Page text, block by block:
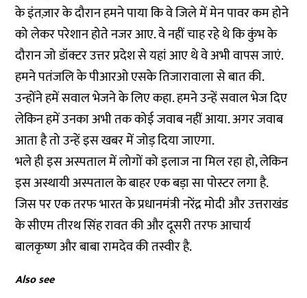
के इंतज़ार के दौरान हमने पाया कि वे जिले में मेन पावर कम होने
को लेकर परेशान होते नजर आए. वे नहीं चाह रहे थे कि कुंभ के
दौरान जो डॉक्टर उत्तर प्रदेश से यहां आए थे वे अभी वापस जाएं.
हमने पतंजलि के पीआरओ एसके तिजारावाला से बात की.
उन्होंने हमें सवाल भेजने के लिए कहा. हमने उन्हें सवाल भेज दिए
लेकिन हमें उनका अभी तक कोई जवाब नहीं आया. अगर जवाब
आता है तो उन्हें इस खबर में जोड़ दिया जाएगा.
भले ही इस अस्पताल में लोगों को इलाज ना मिल रहा हो, लेकिन
इस अस्थायी अस्पताल के बाहर एक बड़ा सा पोस्टर लगा है.
जिस पर एक तरफ भारत के प्रधानमंत्री नरेंद्र मोदी और उत्तराखंड
के सीएम तीरथ सिंह रावत की और दूसरी तरफ आचार्य
बालकृष्ण और बाबा रामदेव की तस्वीर है.
Also see